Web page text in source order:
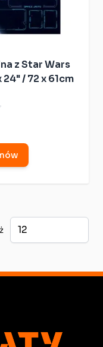
z Star Wars
/ 72 x 61cm